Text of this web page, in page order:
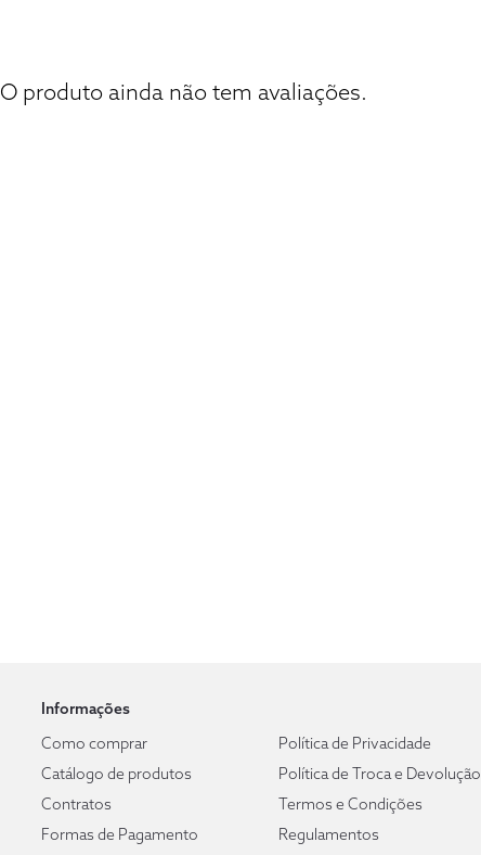
O produto ainda não tem avaliações.
Informações
Como comprar
Catálogo de produtos
Contratos
Formas de Pagamento
Política de Privacidade
Política de Troca e Devolução
Termos e Condições
Regulamentos